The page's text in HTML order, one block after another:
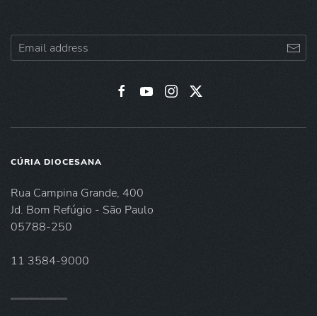
CÚRIA DIOCESANA
Rua Campina Grande, 400
Jd. Bom Refúgio - São Paulo
05788-250
11 3584-9000